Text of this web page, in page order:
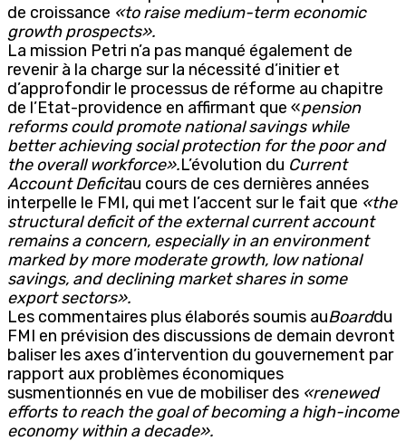
de croissance «to raise medium-term economic
growth prospects».
La mission Petri n’a pas manqué également de
revenir à la charge sur la nécessité d’initier et
d’approfondir le processus de réforme au chapitre
de l’Etat-providence en affirmant que «pension
reforms could promote national savings while
better achieving social protection for the poor and
the overall workforce».L’évolution du Current
Account Deficitau cours de ces dernières années
interpelle le FMI, qui met l’accent sur le fait que «the
structural deficit of the external current account
remains a concern, especially in an environment
marked by more moderate growth, low national
savings, and declining market shares in some
export sectors».
Les commentaires plus élaborés soumis auBoarddu
FMI en prévision des discussions de demain devront
baliser les axes d’intervention du gouvernement par
rapport aux problèmes économiques
susmentionnés en vue de mobiliser des «renewed
efforts to reach the goal of becoming a high-income
economy within a decade».